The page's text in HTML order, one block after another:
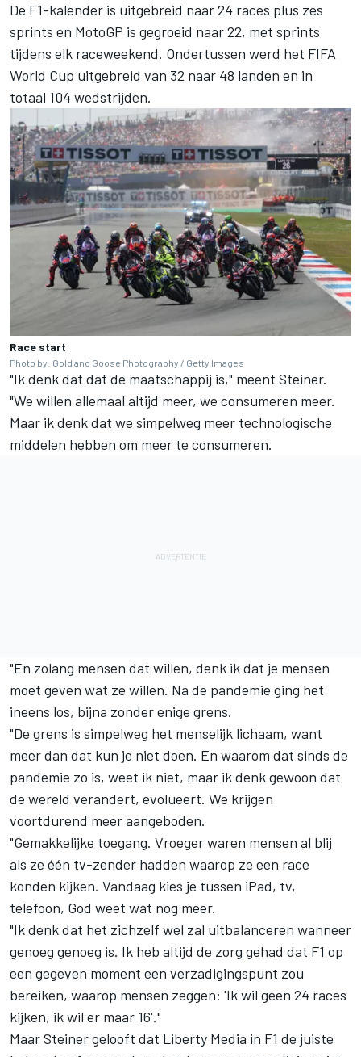
De F1-kalender is uitgebreid naar 24 races plus zes
sprints en MotoGP is gegroeid naar 22, met sprints
tijdens elk raceweekend. Ondertussen werd het FIFA
World Cup uitgebreid van 32 naar 48 landen en in
totaal 104 wedstrijden.
Race start
Photo by: Gold and Goose Photography / Getty Images
"Ik denk dat dat de maatschappij is," meent Steiner.
"We willen allemaal altijd meer, we consumeren meer.
Maar ik denk dat we simpelweg meer technologische
middelen hebben om meer te consumeren.
"En zolang mensen dat willen, denk ik dat je mensen
moet geven wat ze willen. Na de pandemie ging het
ineens los, bijna zonder enige grens.
"De grens is simpelweg het menselijk lichaam, want
meer dan dat kun je niet doen. En waarom dat sinds de
pandemie zo is, weet ik niet, maar ik denk gewoon dat
de wereld verandert, evolueert. We krijgen
voortdurend meer aangeboden.
"Gemakkelijke toegang. Vroeger waren mensen al blij
als ze één tv-zender hadden waarop ze een race
konden kijken. Vandaag kies je tussen iPad, tv,
telefoon, God weet wat nog meer.
"Ik denk dat het zichzelf wel zal uitbalanceren wanneer
genoeg genoeg is. Ik heb altijd de zorg gehad dat F1 op
een gegeven moment een verzadigingspunt zou
bereiken, waarop mensen zeggen: 'Ik wil geen 24 races
kijken, ik wil er maar 16'."
Maar Steiner gelooft dat Liberty Media in F1 de juiste